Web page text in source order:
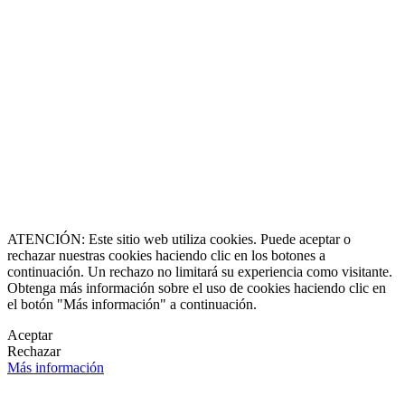
ATENCIÓN: Este sitio web utiliza cookies. Puede aceptar o
rechazar nuestras cookies haciendo clic en los botones a
continuación. Un rechazo no limitará su experiencia como visitante.
Obtenga más información sobre el uso de cookies haciendo clic en
el botón "Más información" a continuación.
Aceptar
Rechazar
Más información